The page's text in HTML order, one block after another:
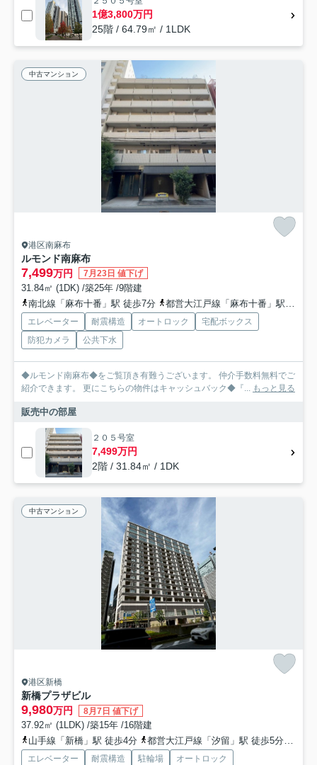
1億3,800万円
25階 / 64.79㎡ / 1LDK
中古マンション
港区南麻布
ルモンド南麻布
7,499万円 7月23日 値下げ
31.84㎡ (1DK) /築25年 /9階建
南北線「麻布十番」駅 徒歩7分
都営大江戸線「麻布十番」駅 徒歩7分
エレベーター 耐震構造 オートロック
宅配ボックス
防犯カメラ
公共下水
◆ルモンド南麻布◆をご覧頂き有難うございます。 仲介手数料無料でご
紹介できます。 更にこちらの物件はキャッシュバック◆『... もっと見る
販売中の部屋
２０５号室
7,499万円
2階 / 31.84㎡ / 1DK
中古マンション
港区新橋
新橋プラザビル
9,980万円 8月7日 値下げ
37.92㎡ (1LDK) /築15年 /16階建
山手線「新橋」駅 徒歩4分
都営大江戸線「汐留」駅 徒歩5分
エレベーター 耐震構造 駐輪場
オートロック